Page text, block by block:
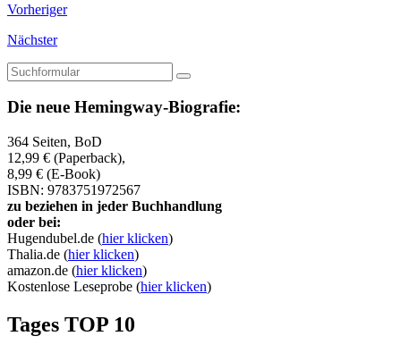
Vorheriger
Nächster
Suchen
Die neue Hemingway-Biografie:
364 Seiten, BoD
12,99 € (Paperback),
8,99 € (E-Book)
ISBN: 9783751972567
zu beziehen in jeder Buchhandlung
oder bei:
Hugendubel.de (hier klicken)
Thalia.de (hier klicken)
amazon.de (hier klicken)
Kostenlose Leseprobe (hier klicken)
Tages TOP 10